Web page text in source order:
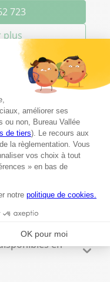
723
plus
fréquentes
à
en
à Bureau
en